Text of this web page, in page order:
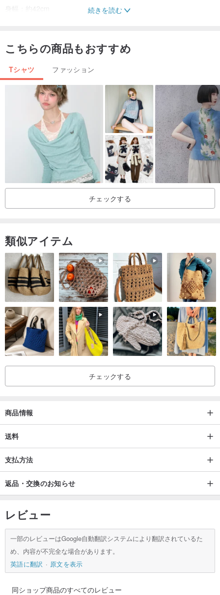
身幅：約42cm
号数：7号-9号 程度
続きを読む
こちらの商品もおすすめ
Tシャツ ファッション
チェックする
類似アイテム
チェックする
商品情報
送料
支払方法
返品・交換のお知らせ
レビュー
一部のレビューはGoogle自動翻訳システムにより翻訳されているた
め、内容が不完全な場合があります。
英語に翻訳
原文を表示
同ショップ商品のすべてのレビュー